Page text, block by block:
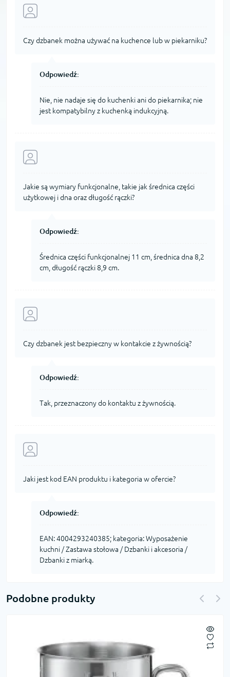
Czy dzbanek można używać na kuchence lub w piekarniku?
Odpowiedź:
Nie, nie nadaje się do kuchenki ani do piekarnika; nie
jest kompatybilny z kuchenką indukcyjną.
Jakie są wymiary funkcjonalne, takie jak średnica części
użytkowej i dna oraz długość rączki?
Odpowiedź:
Średnica części funkcjonalnej 11 cm, średnica dna 8,2
cm, długość rączki 8,9 cm.
Czy dzbanek jest bezpieczny w kontakcie z żywnością?
Odpowiedź:
Tak, przeznaczony do kontaktu z żywnością.
Jaki jest kod EAN produktu i kategoria w ofercie?
Odpowiedź:
EAN: 4004293240385; kategoria: Wyposażenie
kuchni / Zastawa stołowa / Dzbanki i akcesoria /
Dzbanki z miarką.
Podobne produkty